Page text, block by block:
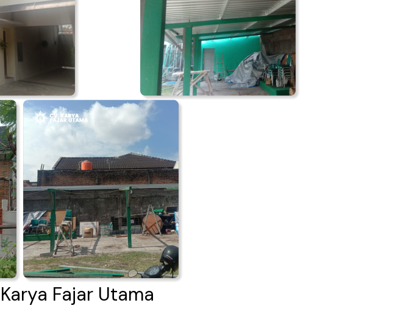
Fajar Utama